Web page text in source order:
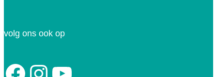
volg ons ook op